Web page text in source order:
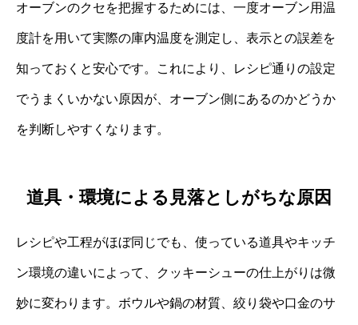
オーブンのクセを把握するためには、一度オーブン用温
度計を用いて実際の庫内温度を測定し、表示との誤差を
知っておくと安心です。これにより、レシピ通りの設定
でうまくいかない原因が、オーブン側にあるのかどうか
を判断しやすくなります。
道具・環境による見落としがちな原因
レシピや工程がほぼ同じでも、使っている道具やキッチ
ン環境の違いによって、クッキーシューの仕上がりは微
妙に変わります。ボウルや鍋の材質、絞り袋や口金のサ